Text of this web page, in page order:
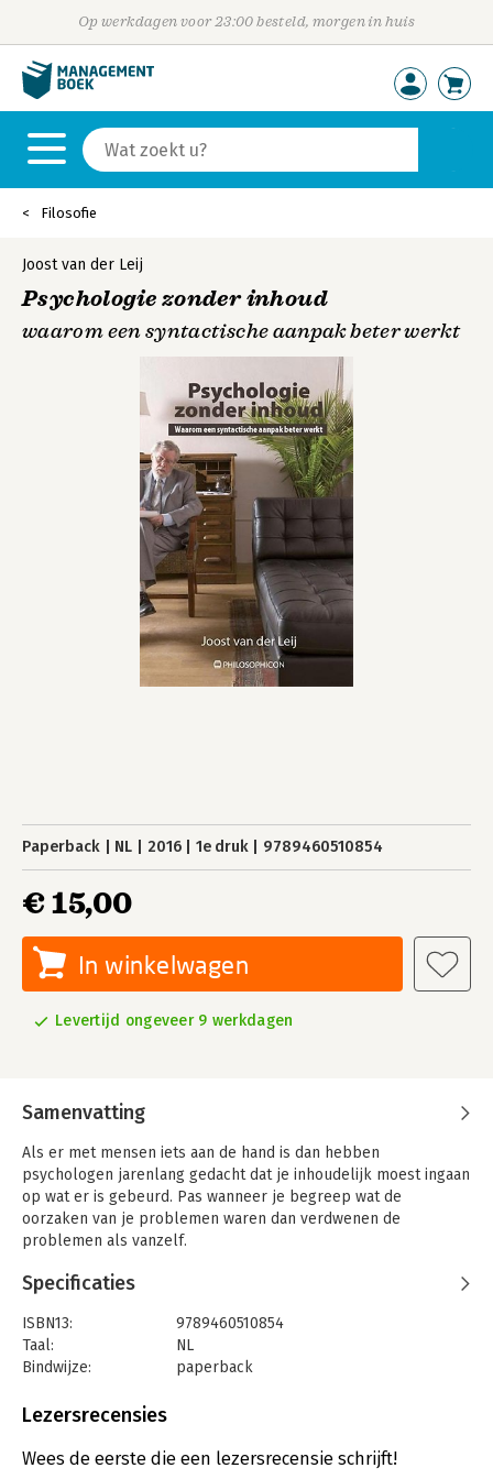
Op werkdagen voor 23:00 besteld, morgen in huis
Filosofie
Joost van der Leij
Psychologie zonder inhoud
waarom een syntactische aanpak beter werkt
Paperback NL 2016 1e druk 9789460510854
€ 15,00
In winkelwagen
Levertijd ongeveer 9 werkdagen
Samenvatting
Als er met mensen iets aan de hand is dan hebben
psychologen jarenlang gedacht dat je inhoudelijk moest ingaan
op wat er is gebeurd. Pas wanneer je begreep wat de
oorzaken van je problemen waren dan verdwenen de
problemen als vanzelf.
Vandaag de dag weten we dat dit onzin is. Inzicht in waar je
problemen vandaan komen, zorgt er alleen maar voor dat je
problemen vaster komen te zitten omdat ze worden
gerechtvaardigd. Bovendien heeft modern
neurowetenschappelijk onderzoek laten zien dat, wanneer je
herbeleving op de een of andere manier verstoort, de
In dit boek wordt helder uitgelegd wat er mis is met een
Specificaties
ISBN13:
9789460510854
Taal:
NL
Bindwijze:
paperback
Druk:
Lezersrecensies
Wees de eerste die een lezersrecensie schrijft!